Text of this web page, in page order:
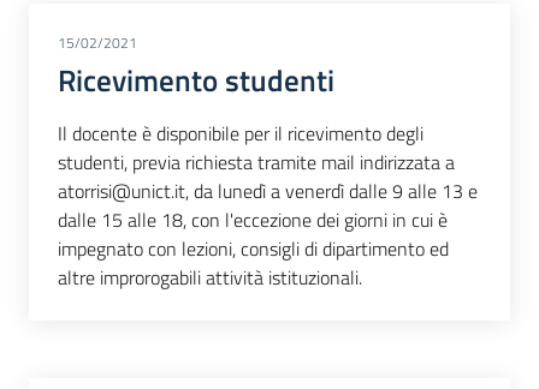
15/02/2021
Ricevimento studenti
Il docente è disponibile per il ricevimento degli
studenti, previa richiesta tramite mail indirizzata a
atorrisi@unict.it, da lunedì a venerdì dalle 9 alle 13 e
dalle 15 alle 18, con l'eccezione dei giorni in cui è
impegnato con lezioni, consigli di dipartimento ed
altre improrogabili attività istituzionali.